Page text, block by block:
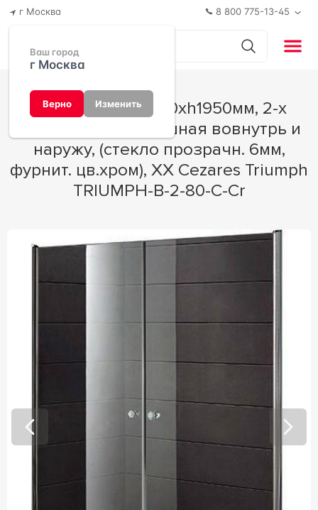
г Москва
Ваш город
г Москва
Верно Изменить
8 800 775-13-45
Дверь в нишу 800хh1950мм, 2-х
створчатая, распашная вовнутрь и
наружу, (стекло прозрачн. 6мм,
фурнит. цв.хром), XX Cezares Triumph
TRIUMPH-B-2-80-C-Cr